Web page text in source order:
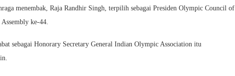
menembak, Raja Randhir Singh, terpilih sebagai Presiden Olympic Council of
ke-44.
sebagai Honorary Secretary General Indian Olympic Association itu